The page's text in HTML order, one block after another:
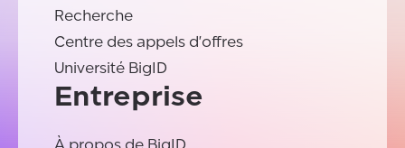
Recherche
Centre des appels d'offres
Université BigID
Entreprise